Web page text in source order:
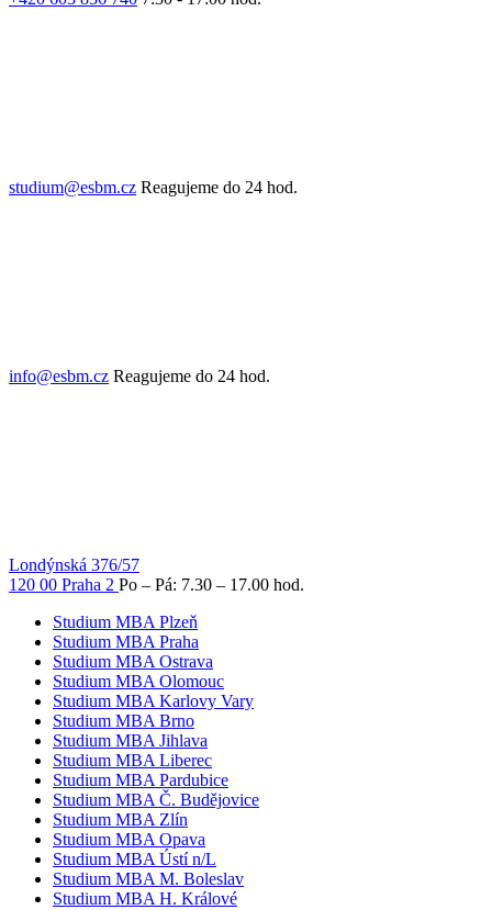
studium@esbm.cz Reagujeme do 24 hod.
info@esbm.cz Reagujeme do 24 hod.
Londýnská 376/57
120 00 Praha 2 Po – Pá: 7.30 – 17.00 hod.
Studium MBA Plzeň
Studium MBA Praha
Studium MBA Ostrava
Studium MBA Olomouc
Studium MBA Karlovy Vary
Studium MBA Brno
Studium MBA Jihlava
Studium MBA Liberec
Studium MBA Pardubice
Studium MBA Č. Budějovice
Studium MBA Zlín
Studium MBA Opava
Studium MBA Ústí n/L
Studium MBA M. Boleslav
Studium MBA H. Králové